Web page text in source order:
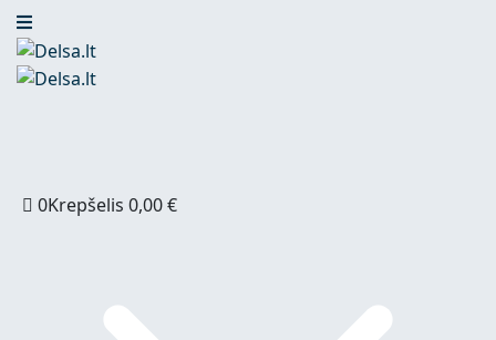
0Krepšelis0,00€